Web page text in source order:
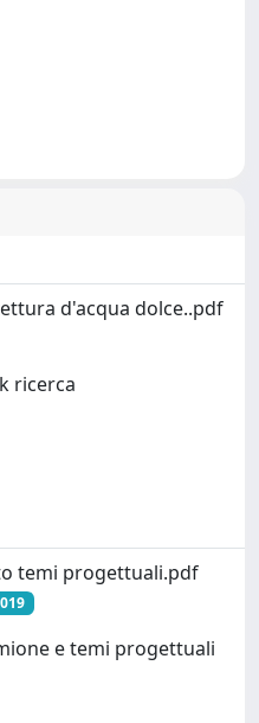
d'acqua dolce..pdf
ricerca
temi progettuali.pdf
e temi progettuali